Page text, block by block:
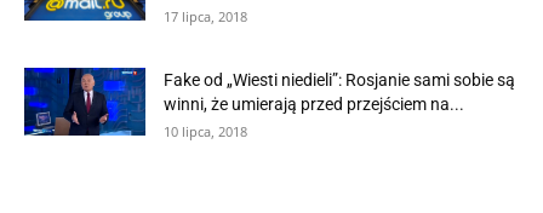
17 lipca, 2018
Fake od „Wiesti niedieli”: Rosjanie sami sobie są
winni, że umierają przed przejściem na...
10 lipca, 2018